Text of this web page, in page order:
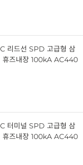
리드선 SPD 고급형 삼
휴즈내장 100kA AC440
터미널 SPD 고급형 삼
휴즈내장 100kA AC440